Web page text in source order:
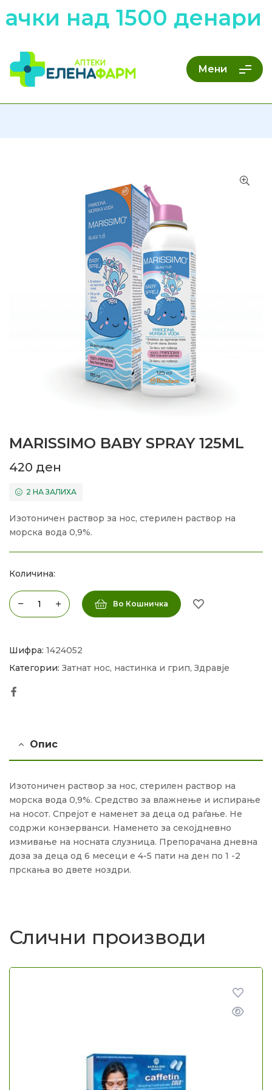
над 1500 денари
Мени
MARISSIMO BABY SPRAY 125ML
420 ден
2 НА ЗАЛИХА
Изотоничен раствор за нос, стерилен раствор на
морска вода 0,9%.
Количина:
Во Кошничка
Шифра: 1424052
Категории: Затнат нос, настинка и грип, Здравје
Опис
Изотоничен раствор за нос, стерилен раствор на
морска вода 0,9%. Средство за влажнење и испирање
на носот. Спрејот е наменет за деца од раѓање. Не
содржи конзерванси. Наменето за секојдневно
измивање на носната слузница. Препорачана дневна
доза за деца од 6 месеци е 4-5 пати на ден по 1 -2
прскања во двете ноздри.
Слични производи